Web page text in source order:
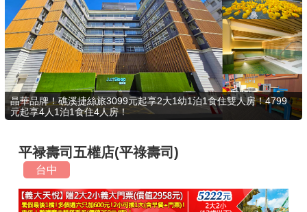
搜尋景點
好康優惠
最新消息
最新留言
商家合作
晶華品牌！礁溪捷絲旅3099元起享2大1幼1泊1食住雙人房！4799
元起享4人1泊1食住4人房！
平禄壽司五權店(平祿壽司)
台中